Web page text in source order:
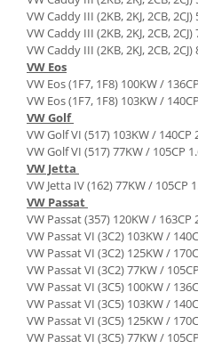
VW Caddy III (2KB, 2KJ, 2CB,
VW Caddy III (2KB, 2KJ, 2CB,
VW Caddy III (2KB, 2KJ, 2CB,
VW Eos
VW Eos (1F7, 1F8) 100KW /
VW Eos (1F7, 1F8) 103KW /
VW Golf
VW Golf VI (517) 103KW / 140CP
VW Golf VI (517) 77KW / 105CP
VW Jetta
VW Jetta IV (162) 77KW / 105CP
VW Passat
VW Passat (357) 120KW / 163CP
VW Passat VI (3C2) 103KW /
VW Passat VI (3C2) 125KW /
VW Passat VI (3C2) 77KW /
VW Passat VI (3C5) 100KW /
VW Passat VI (3C5) 103KW /
VW Passat VI (3C5) 125KW /
VW Passat VI (3C5) 77KW /